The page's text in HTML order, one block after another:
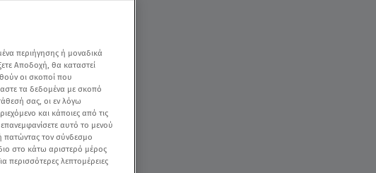
περιήγησης ή μοναδικά
Αποδοχή, θα καταστεί
οι σκοποί που
τα δεδομένα με σκοπό
σας, οι εν λόγω
και κάποιες από τις
επανεμφανίσετε αυτό το μενού
πατώντας τον σύνδεσμο
στο κάτω αριστερό μέρος
περισσότερες λεπτομέρειες